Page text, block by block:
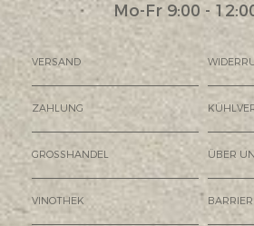
Mo-Fr 9:00 -
VERSAND
ZAHLUNG
GROSSHANDEL ÜBER
VINOTHEK